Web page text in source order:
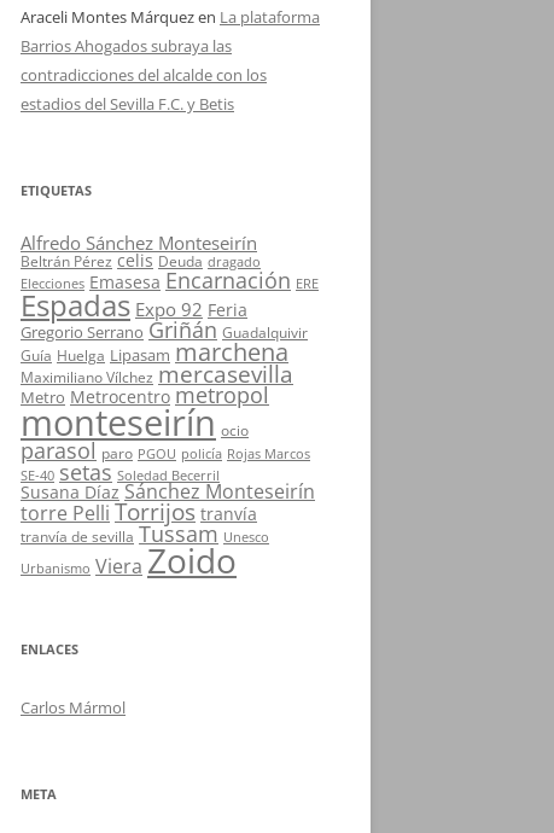
Araceli Montes Márquezen La plataforma
Barrios Ahogados subraya las
contradicciones del alcalde con los
estadios del Sevilla F.C. y Betis
ETIQUETAS
Alfredo Sánchez Monteseirín
Beltrán Pérez celis Deuda dragado
Elecciones Emasesa Encarnación ERE
Espadas Expo 92 Feria
Gregorio Serrano Griñán Guadalquivir
Guía Huelga Lipasam marchena
Maximiliano Vílchez mercasevilla
Metro Metrocentro metropol
monteseirín ocio
parasol paro PGOU policía Rojas Marcos
SE-40 setas Soledad Becerril
Susana Díaz Sánchez Monteseirín
torre Pelli Torrijos tranvía
tranvía de sevilla Tussam Unesco
Urbanismo Viera Zoido
ENLACES
Carlos Mármol
META